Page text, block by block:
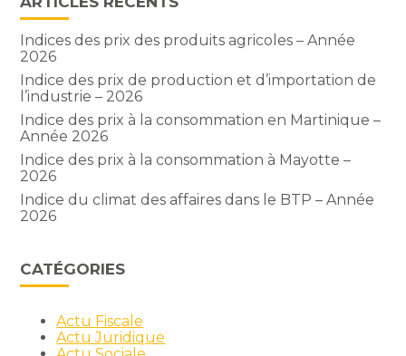
Indices des prix des produits agricoles – Année
2026
Indice des prix de production et d’importation de
l’industrie – 2026
Indice des prix à la consommation en Martinique –
Année 2026
Indice des prix à la consommation à Mayotte –
2026
Indice du climat des affaires dans le BTP – Année
2026
CATÉGORIES
Actu Fiscale
Actu Juridique